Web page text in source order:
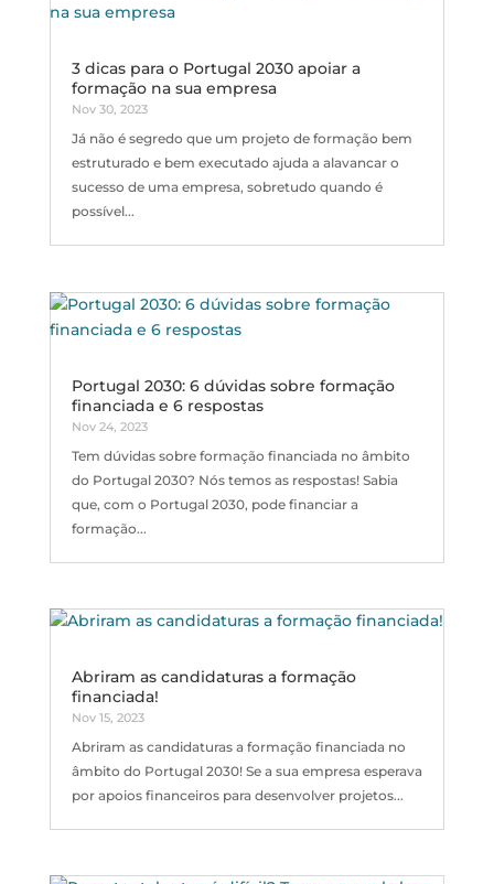
3 dicas para o Portugal 2030 apoiar a
formação na sua empresa
Nov 30, 2023
Já não é segredo que um projeto de formação bem
estruturado e bem executado ajuda a alavancar o
sucesso de uma empresa, sobretudo quando é
possível...
Portugal 2030: 6 dúvidas sobre formação
financiada e 6 respostas
Nov 24, 2023
Tem dúvidas sobre formação financiada no âmbito
do Portugal 2030? Nós temos as respostas! Sabia
que, com o Portugal 2030, pode financiar a
formação...
Abriram as candidaturas a formação
financiada!
Nov 15, 2023
Abriram as candidaturas a formação financiada no
âmbito do Portugal 2030! Se a sua empresa esperava
por apoios financeiros para desenvolver projetos...